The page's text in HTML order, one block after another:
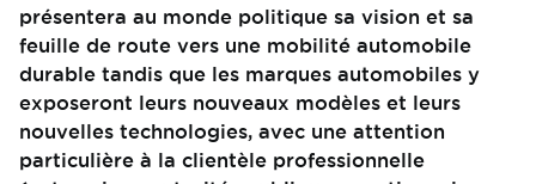
présentera au monde politique sa vision et sa
feuille de route vers une mobilité automobile
durable tandis que les marques automobiles y
exposeront leurs nouveaux modèles et leurs
nouvelles technologies, avec une attention
particulière à la clientèle professionnelle